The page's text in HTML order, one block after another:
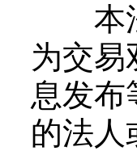
本法
为交易
息发布
的法人